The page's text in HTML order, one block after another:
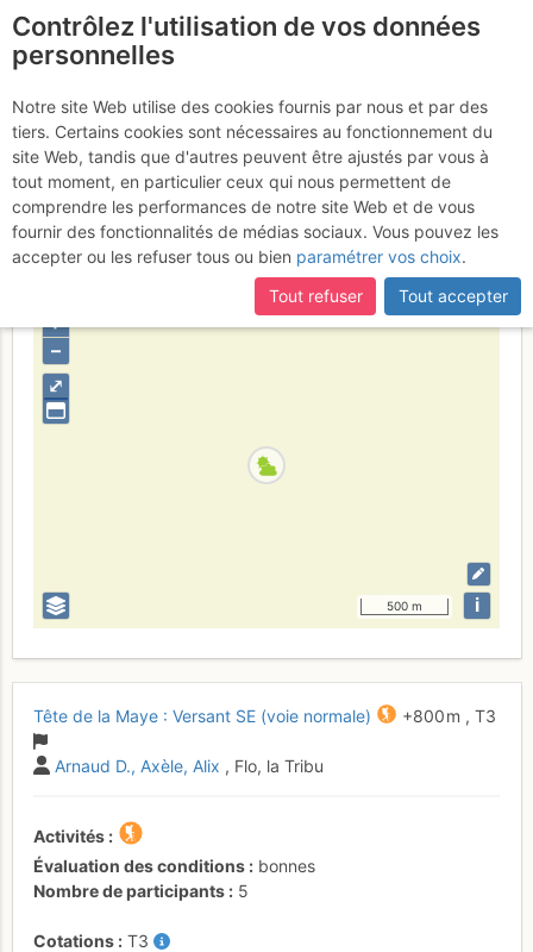
Tête de la Maye : Par le
sentier versant SE
Lundi 17 juillet
2017
Isère
⤢
+
–
500 m i
Tête de la Maye : Versant SE (voie normale) +800 m , T3
Arnaud D. Axèle Alix , Flo, la Tribu
Activités
Évaluation des conditions
bonnes
Nombre de participants
5
Cotations T3
Contrôlez l'utilisation de vos données
personnelles
Notre site Web utilise des cookies fournis par nous et par des
tiers. Certains cookies sont nécessaires au fonctionnement du
site Web, tandis que d'autres peuvent être ajustés par vous à
tout moment, en particulier ceux qui nous permettent de
comprendre les performances de notre site Web et de vous
fournir des fonctionnalités de médias sociaux. Vous pouvez les
accepter ou les refuser tous ou bien paramétrer vos choix.
Tout refuser
Tout accepter